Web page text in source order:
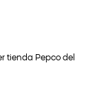
tienda Pepco del